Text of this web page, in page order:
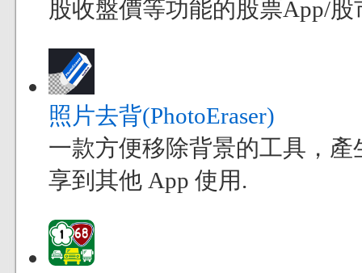
股收盤價等功能的股票App/股
照片去背(PhotoEraser)
一款方便移除背景的工具，
享到其他 App 使用.